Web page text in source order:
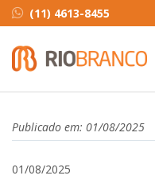
(11) 4613-8455
Publicado em: 01/08/2025
01/08/2025